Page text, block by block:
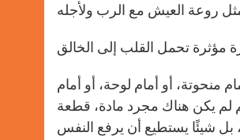
أو أمام لوحة، أو أمام
يكن هناك مجرد مادة، قطعة